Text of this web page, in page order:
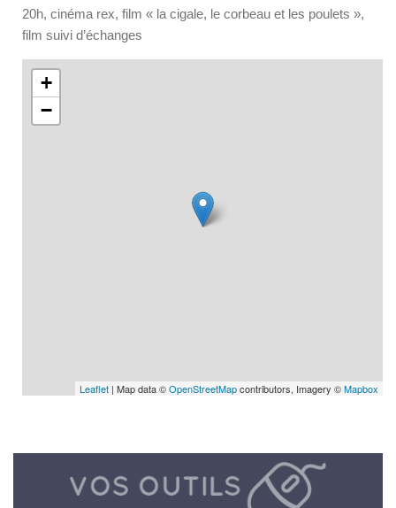
20h, cinéma rex, film « la cigale, le corbeau et les poulets »,
film suivi d’échanges
+
−
Leaflet | Map data ©OpenStreetMapcontributors, Imagery ©Mapbox